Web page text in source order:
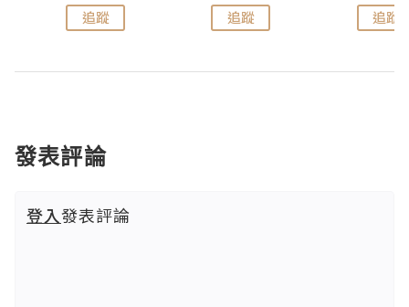
追蹤 追蹤 追蹤
發表評論
登入發表評論